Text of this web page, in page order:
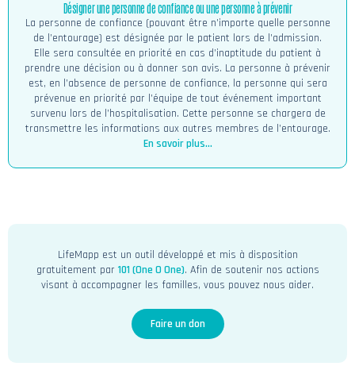
Désigner une personne de confiance ou une personne à prévenir
La personne de confiance (pouvant être n’importe quelle personne
de l’entourage) est désignée par le patient lors de l’admission.
Elle sera consultée en priorité en cas d’inaptitude du patient à
prendre une décision ou à donner son avis. La personne à prévenir
est, en l’absence de personne de confiance, la personne qui sera
prévenue en priorité par l’équipe de tout événement important
survenu lors de l’hospitalisation. Cette personne se chargera de
transmettre les informations aux autres membres de l’entourage.
En savoir plus...
LifeMapp est un outil développé et mis à disposition
gratuitement par 101 (One O One). Afin de soutenir nos actions
visant à accompagner les familles, vous pouvez nous aider.
Faire un don